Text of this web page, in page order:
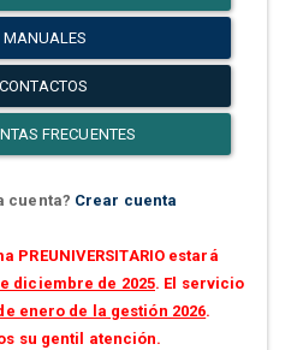
CONTACTOS
FRECUENTES
cuenta? Crear cuenta
PREUNIVERSITARIO estará
diciembre de 2025. El servicio
enero de la gestión 2026.
su gentil atención.